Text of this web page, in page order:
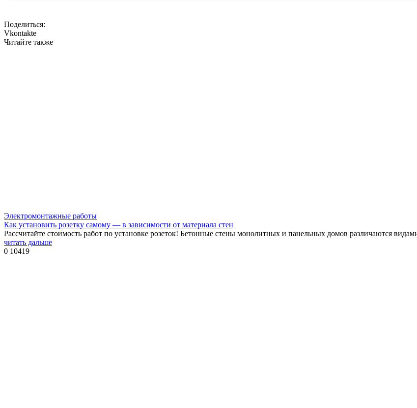
Поделиться:
Vkontakte
Читайте также
Электромонтажные работы
Как установить розетку самому — в зависимости от материала стен
Рассчитайте стоимость работ по установке розеток! Бетонные стены монолитных и панельных домов различаются
читать дальше
0 10419